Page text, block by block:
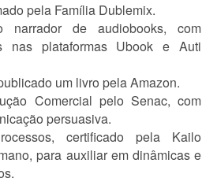
pela Família Dublemix.
narrador de audiobooks, com
nas plataformas Ubook e Auti
um livro pela Amazon.
Comercial pelo Senac, com
persuasiva.
certificado pela Kailo
para auxiliar em dinâmicas e